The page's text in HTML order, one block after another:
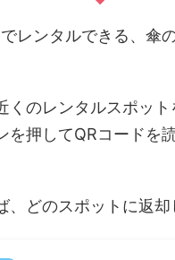
レンタルできる、傘
くのレンタルスポッ
を押してQRコードを
、どのスポットに返却